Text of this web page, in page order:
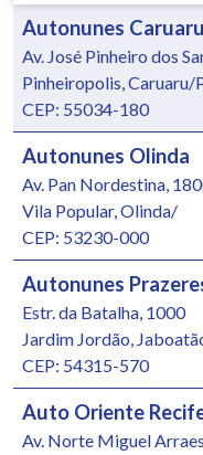
Autonunes Caruaru
Av. José Pinheiro dos
Pinheiropolis, Caruaru/
CEP: 55034-180
Autonunes Olinda
Av. Pan Nordestina,
Vila Popular, Olinda/
CEP: 53230-000
Autonunes
Estr. da Batalha, 1000
Jardim Jordão,
CEP: 54315-570
Auto Oriente
Av. Norte Miguel